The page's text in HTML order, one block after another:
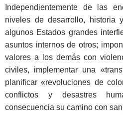
Independientemente de las
niveles de desarrollo, historia
algunos Estados grandes
asuntos internos de otros;
valores a los demás con
civiles, implementar una
planificar «revoluciones de
conflictos y desastres
consecuencia su camino con